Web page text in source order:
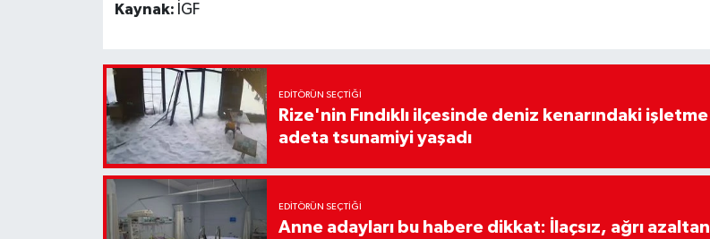
Kaynak: İGF
EDITÖRÜN SEÇTIĞI
Rize'nin Fındıklı ilçesinde deniz kenarındaki işletme
adeta tsunamiyi yaşadı
EDITÖRÜN SEÇTIĞI
Anne adayları bu habere dikkat: İlaçsız, ağrı azaltan